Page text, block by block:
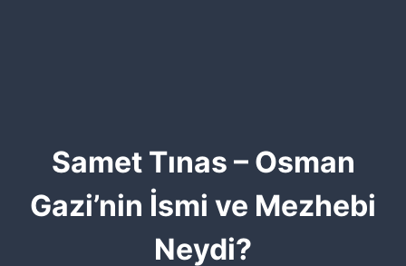
Samet Tınas – Osman
Gazi’nin İsmi ve Mezhebi
Neydi?